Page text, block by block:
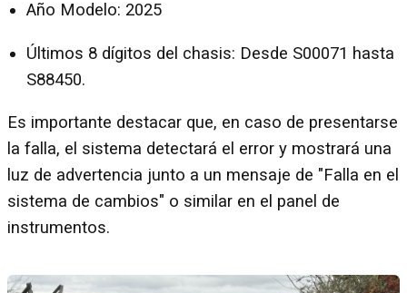
Año Modelo: 2025
Últimos 8 dígitos del chasis: Desde S00071 hasta
S88450.
Es importante destacar que, en caso de presentarse
la falla, el sistema detectará el error y mostrará una
luz de advertencia junto a un mensaje de "Falla en el
sistema de cambios" o similar en el panel de
instrumentos.